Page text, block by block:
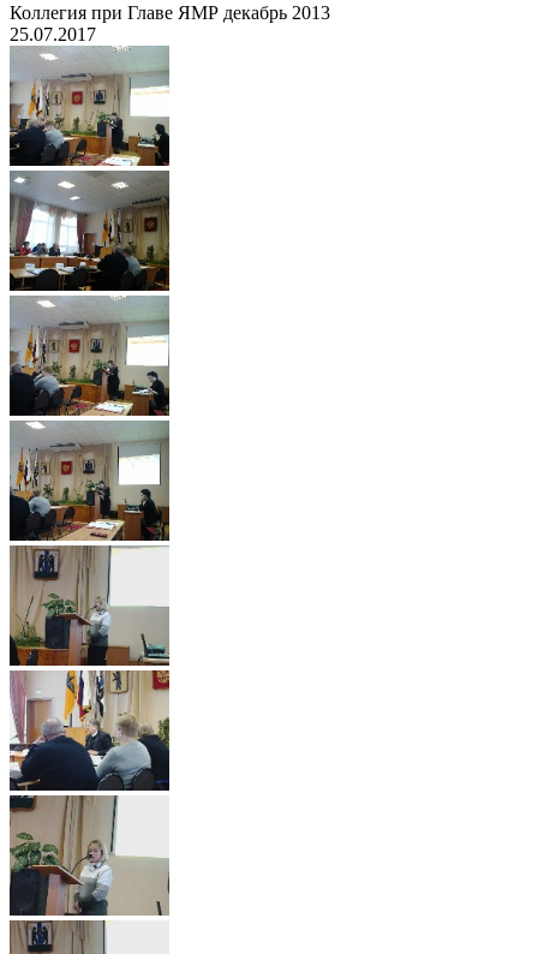
Коллегия при Главе ЯМР декабрь 2013
25.07.2017